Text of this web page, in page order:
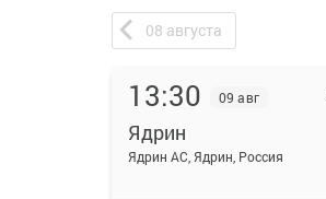
08 августа
13:30 09 авг
Ядрин
Ядрин АС, Ядрин, Россия